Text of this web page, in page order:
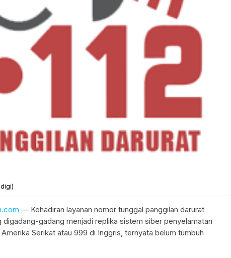
— Kehadiran layanan nomor tunggal panggilan darurat
digadang-gadang menjadi replika sistem siber penyelamatan
Serikat atau 999 di Inggris, ternyata belum tumbuh